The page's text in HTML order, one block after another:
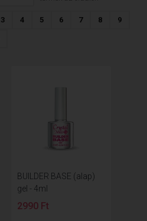
3 4 5 6 7 8 9
BUILDER BASE (alap)
gel - 4ml
2990 Ft